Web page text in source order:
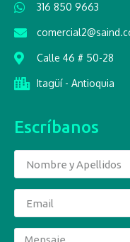
316 850 9663
Calle 46 # 50-28
Itagüí - Antioquia
Escríbanos